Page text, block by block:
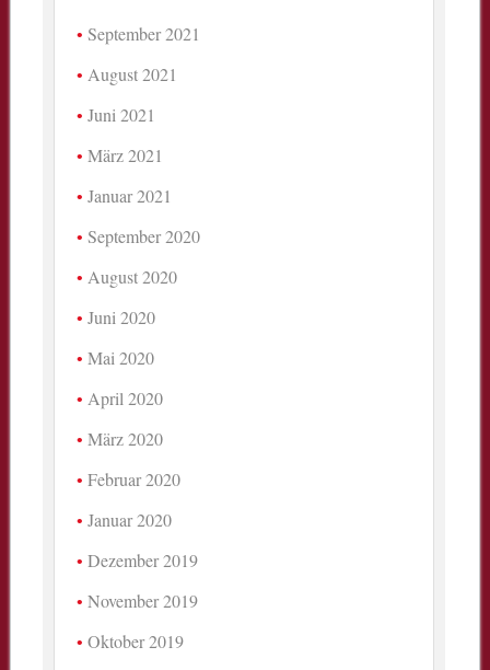
September 2021
August 2021
Juni 2021
März 2021
Januar 2021
September 2020
August 2020
Juni 2020
Mai 2020
April 2020
März 2020
Februar 2020
Januar 2020
Dezember 2019
November 2019
Oktober 2019